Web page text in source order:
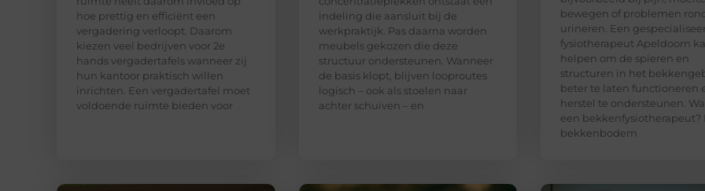
hoe prettig en efficiënt een
vergadering verloopt. Daarom
kiezen veel bedrijven voor 2e
hands vergadertafels wanneer zij
hun kantoor praktisch willen
inrichten. Een vergadertafel moet
voldoende ruimte bieden voor
indeling die aansluit bij de
werkpraktijk. Pas daarna worden
meubels gekozen die deze
structuur ondersteunen. Wanneer
de basis klopt, blijven looproutes
logisch – ook als stoelen naar
achter schuiven – en
bewegen of problemen
urineren. Een
fysiotherapeut Apeldoorn
helpen om de spieren en
structuren in het
beter te laten functioneren
herstel te ondersteunen.
een bekkenfysiotherapeut?
bekkenbodem